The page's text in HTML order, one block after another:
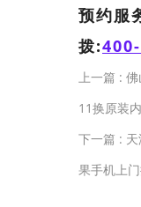
预约服
拨:
上一篇 :
11换原装
下一篇 :
果手机上